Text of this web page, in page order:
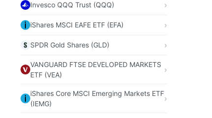
Invesco QQQ Trust (QQQ)
iShares MSCI EAFE ETF (EFA)
SPDR Gold Shares (GLD)
VANGUARD FTSE DEVELOPED MARKETS
ETF (VEA)
iShares Core MSCI Emerging Markets ETF
(IEMG)